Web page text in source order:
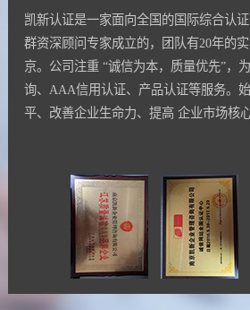
凯新认证是一家面向全国的国际综合认
群资深顾问专家成立的，团队有20年的
京。公司注重 “诚信为本，质量优先”，
询、AAA信用认证、产品认证等服务。
平、改善企业生命力、提高 企业市场核